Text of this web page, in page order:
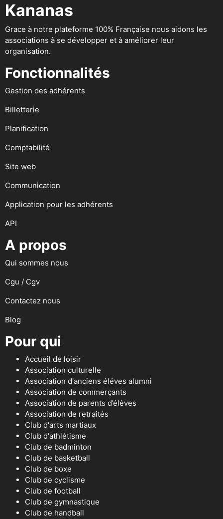
Kananas
Grace à notre plateforme 100% Française nous aidons les
associations à se développer et à améliorer leur
organisation.
Fonctionnalités
Gestion des adhérents
Billetterie
Planification
Comptabilité
Site web
Communication
Application pour les adhérents
API
A propos
Qui sommes nous
Cgu / Cgv
Contactez nous
Blog
Pour qui
Accueil de loisir
Association culturelle
Association d'anciens éléves alumni
Association de commerçants
Association de parents d’élèves
Association de retraités
Club d'arts martiaux
Club d'athlétisme
Club de badminton
Club de basketball
Club de boxe
Club de cyclisme
Club de football
Club de gymnastique
Club de handball